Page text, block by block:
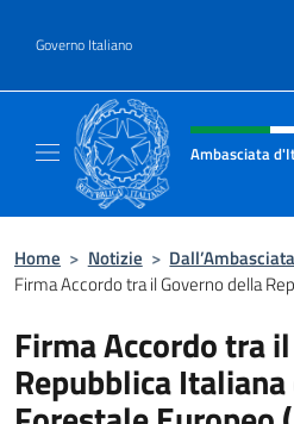
Governo Italiano
Intestazione sito,
Ambasciata
Home > Notizie > Dall’Ambasciata
Firma Accordo tra il Governo della
Firma Accordo tra
Repubblica